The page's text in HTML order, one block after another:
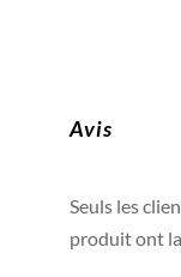
Avis
Seuls les
produit ont